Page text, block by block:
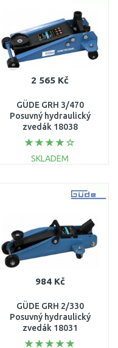
2 565 Kč
GÜDE GRH 3/470
Posuvný hydraulický
zvedák 18038
SKLADEM
984 Kč
GÜDE GRH 2/330
Posuvný hydraulický
zvedák 18031